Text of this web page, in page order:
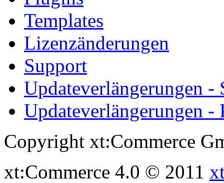
Templates
Lizenzänderungen
Support
Updateverlängerungen -
Updateverlängerungen -
Copyright xt:Commerce
xt:Commerce 4.0 © 2011